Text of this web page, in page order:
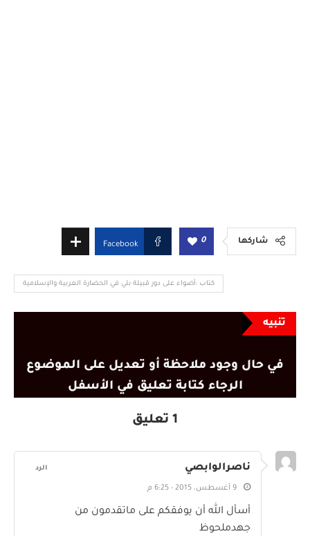
شاركها 0
Facebook
كتاب :أضواء على دور قبيلة بلي في الحضارة العربية والإسلامية
تنبيه
في حال وجود ملاحظة أو تعديل على الموضوع
الرجاء كتابة تعليق في الأسفل
1 تعليق
ناصرالوابصي
9 أغسطس، 2015 - 6:25 م
أسأل الله أن يوفقكم على ماتقدمون من
جهدملحوظ
الرد